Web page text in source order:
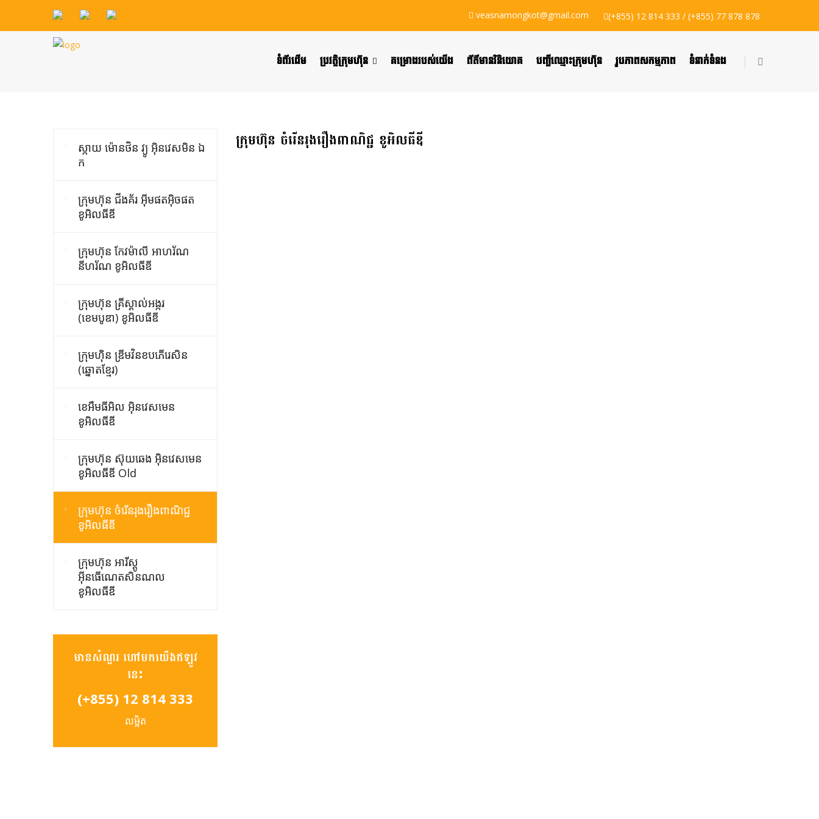
veasnamongkot@gmail.com (+855) 12 814 333 / (+855) 77 878 878
ទំព័រដើម ប្រវត្តិ​ក្រុមហ៊ុន គម្រោងរបស់យើង ព័ត៌មានវិនិយោគ បញ្ជីឈ្មោះក្រុមហ៊ុន រូបភាពសកម្មភាព ទំនាក់ទំនង
ក្រុមហ៊ុន ចំរើនរុងរឿងពាណិជ្ជ ខូអិលធីឌី
ស្កាយ ម៉ោនថិន វ្យូ អ៊ិនវេសមិន ឯ
ក
ក្រុមហ៊ុន ជីងគ័រ អ៊ីមផតអ៊ិចផត
ខូអិលធីឌី
ក្រុមហ៊ុន កែវម៉ាលី អាហរ័ណ
នីហរ័ណ ខូអិលធីឌី
ក្រុមហ៊ុន គ្រីស្តាល់អង្ករ
(ខេមបូឌា) ខូអិលធីឌី
ក្រុមហ៊ិន ឌ្រីមវិនខបភើរេសិន
(ឆ្នោតខ្មែរ)
ខេអឹមធីអិល អ៊ិនវេសមេន
ខូអិលធីឌី
ក្រុមហ៊ុន ស៊ុយឆេង អ៊ិនវេសមេន
ខូអិលធីឌី Old
ក្រុមហ៊ុន ចំរើនរុងរឿងពាណិជ្ជ
ខូអិលធីឌី
ក្រុមហ៊ុន អារីស្តូ
អ៊ីនធើណេតសិនណល
ខូអិលធីឌី
មានសំណួរ ហៅមកយើងឥឡូវ
នេះ
(+855) 12 814 333
លម្អិត